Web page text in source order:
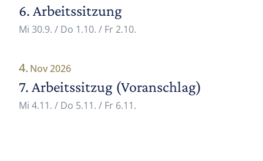
6. Arbeitssitzung
Mi 30.9. / Do 1.10. / Fr 2.10.
4. Nov 2026
7. Arbeitssitzug (Voranschlag)
Mi 4.11. / Do 5.11. / Fr 6.11.